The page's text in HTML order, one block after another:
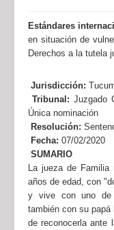
Estándares
en situación de
Derechos a la tutela
Jurisdicción:
Tribunal: Juzgado
Única nominación
Resolución:
Fecha: 07/02/2020
SUMARIO
La jueza de
años de edad, con
y vive con uno de
también con su
de reconocerla ante